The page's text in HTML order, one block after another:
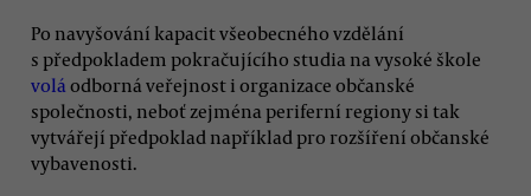
Po navyšování kapacit všeobecného vzdělání
s předpokladem pokračujícího studia na vysoké škole
volá odborná veřejnost i organizace občanské
společnosti, neboť zejména periferní regiony si tak
vytvářejí předpoklad například pro rozšíření občanské
vybavenosti.